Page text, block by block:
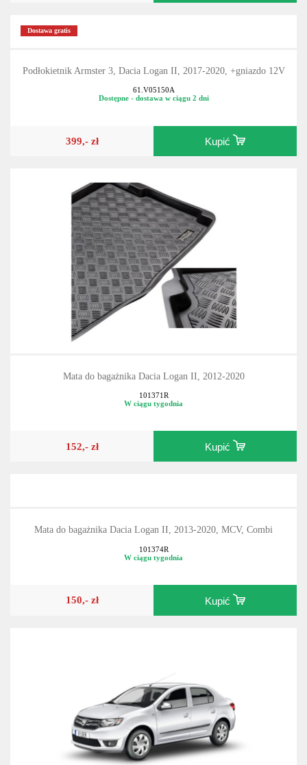
Dostawa gratis
Podłokietnik Armster 3, Dacia Logan II, 2017-2020, +gniazdo 12V
61.V05150A
Dostępne - dostawa w ciągu 2 dni
399,- zł Kupić
Mata do bagażnika Dacia Logan II, 2012-2020
101371R
W ciągu tygodnia
152,- zł Kupić
Mata do bagażnika Dacia Logan II, 2013-2020, MCV, Combi
101374R
W ciągu tygodnia
150,- zł Kupić